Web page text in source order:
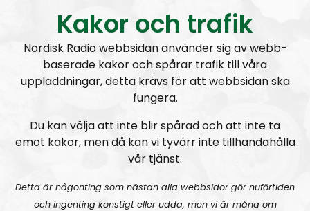
Morgan Johansson tycker att svenskar är
värre än invandrare
Den förljugna justitieministern
Kakor och trafik
Nordisk Radio webbsidan använder sig av webb-
baserade kakor och spårar trafik till våra
uppladdningar, detta krävs för att webbsidan ska
fungera.
Du kan välja att inte blir spårad och att inte ta
emot kakor, men då kan vi tyvärr inte tillhandahålla
vår tjänst.
Detta är någonting som nästan alla webbsidor gör nuförtiden
och ingenting konstigt eller udda, men vi är måna om